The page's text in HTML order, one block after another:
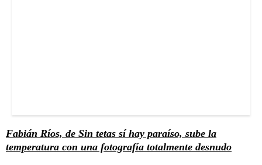
Fabián Ríos, de Sin tetas sí hay paraíso, sube la
temperatura con una fotografía totalmente desnudo